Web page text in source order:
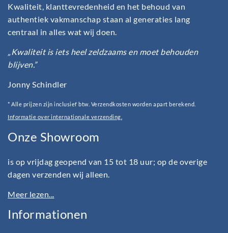
Kwaliteit, klanttevredenheid en het behoud van
authentiek vakmanschap staan al generaties lang
centraal in alles wat wij doen.
„Kwaliteit is iets heel zeldzaams en moet behouden
blijven.”
Jonny Schindler
* Alle prijzen zijn inclusief btw. Verzendkosten worden apart berekend.
Informatie over internationale verzending.
Onze Showroom
is op vrijdag geopend van 15 tot 18 uur; op de overige
dagen verzenden wij alleen.
Meer lezen...
Informationen